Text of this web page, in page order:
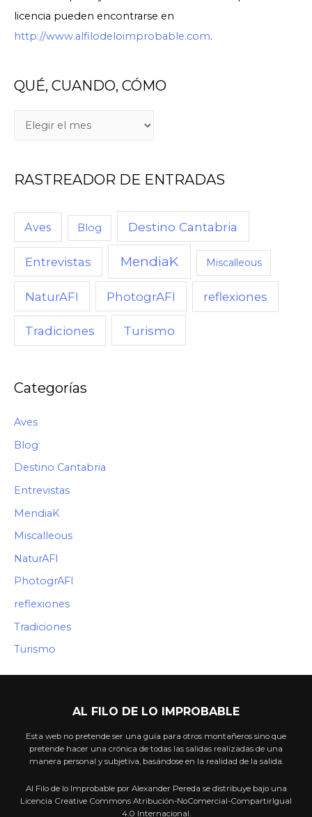
licencia pueden encontrarse en
http://www.alfilodeloimprobable.com.
QUÉ, CUANDO, CÓMO
RASTREADOR DE ENTRADAS
Aves Blog Destino Cantabria
Entrevistas MendiaK Miscalleous
NaturAFI PhotogrAFI reflexiones
Tradiciones Turismo
Categorías
Aves
Blog
Destino Cantabria
Entrevistas
MendiaK
Miscalleous
NaturAFI
PhotogrAFI
reflexiones
Tradiciones
Turismo
AL FILO DE LO IMPROBABLE
Esta web no pretende ser una guía para otros montañeros sino que
pretende hacer una crónica de todas las salidas realizadas de una
manera personal y subjetiva, basándose en la realidad de la salida.
Al Filo de lo Improbable por Alexander Pereda se distribuye bajo una
Licencia Creative Commons Atribución-NoComercial-CompartirIgual
4.0 Internacional.